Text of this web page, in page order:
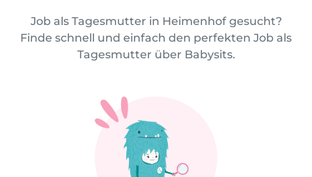
Job als Tagesmutter in Heimenhof gesucht?
Finde schnell und einfach den perfekten Job als
Tagesmutter über Babysits.